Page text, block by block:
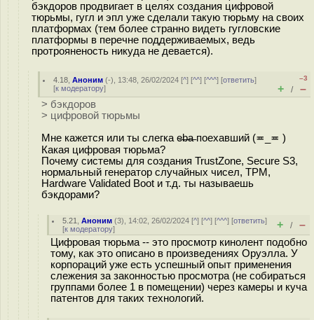
бэкдоров продвигает в целях создания цифровой
тюрьмы, гугл и эпл уже сделали такую тюрьму на своих
платформах (тем более странно видеть гугловские
платформы в перечне поддерживаемых, ведь
протрояненость никуда не девается).
4.18 ,Аноним (-), 13:48, 26/02/2024 [^] [^^] [^^^] [ответить]
[к модератору]
–3
+ / –
> бэкдоров
> цифровой тюрьмы
Мне кажется или ты слегка e̶b̶a̶ поехавший (≖_≖ )
Какая цифровая тюрьма?
Почему системы для создания TrustZone, Secure S3,
нормальный генератор случайных чисел, TPM,
Hardware Validated Boot и т.д. ты называешь
бэкдорами?
5.21 ,Аноним (3), 14:02, 26/02/2024 [^] [^^] [^^^] [ответить]
[к модератору] + / –
Цифровая тюрьма -- это просмотр кинолент подобно
тому, как это описано в произведениях Оруэлла. У
корпораций уже есть успешный опыт применения
слежения за законностью просмотра (не собираться
группами более 1 в помещении) через камеры и куча
патентов для таких технологий.